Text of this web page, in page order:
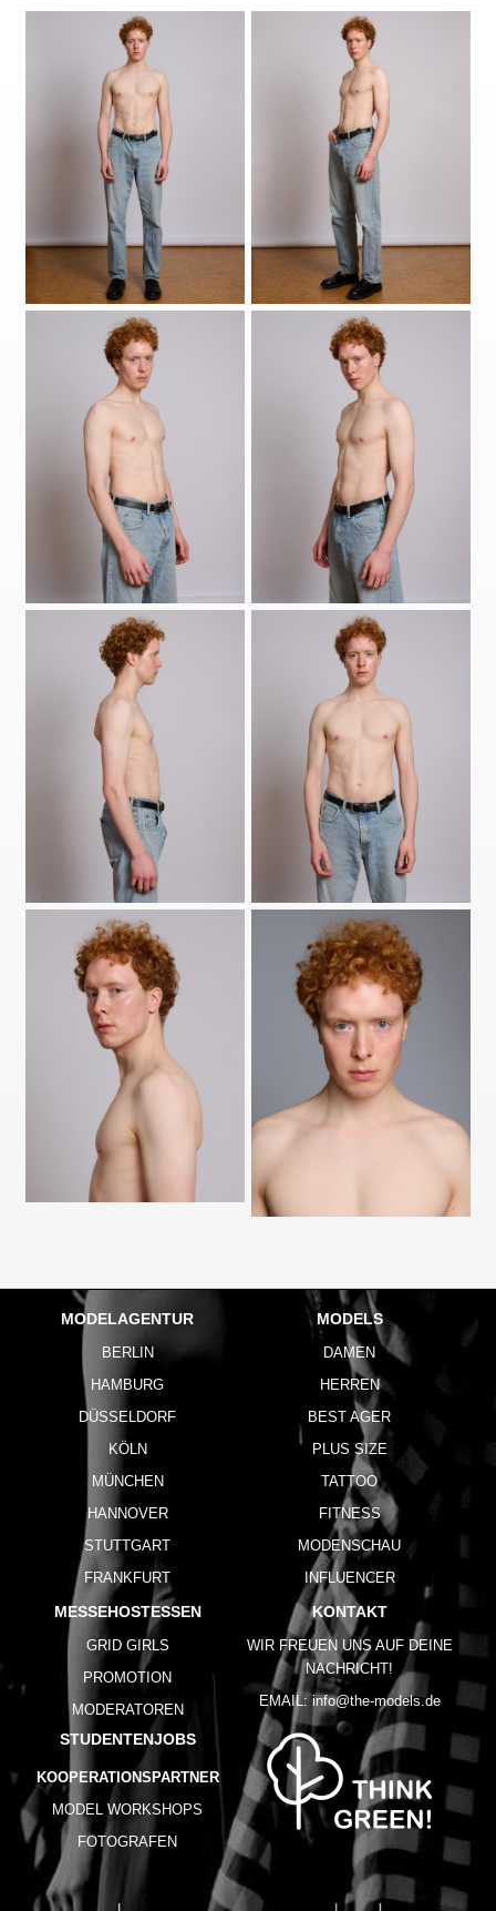
MODELAGENTUR
BERLIN
HAMBURG
DÜSSELDORF
KÖLN
MÜNCHEN
HANNOVER
STUTTGART
FRANKFURT
MODELS
DAMEN
HERREN
BEST AGER
PLUS SIZE
TATTOO
FITNESS
MODENSCHAU
INFLUENCER
MESSEHOSTESSEN
GRID GIRLS
PROMOTION
MODERATOREN
STUDENTENJOBS
KOOPERATIONSPARTNER
MODEL WORKSHOPS
FOTOGRAFEN
KONTAKT
WIR FREUEN UNS AUF DEINE
NACHRICHT!
EMAIL: info@the-models.de